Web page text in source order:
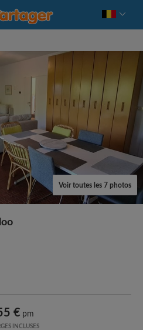
Voir toutes les 7 photos
€ pm
INCLUSES